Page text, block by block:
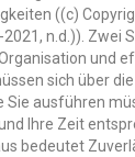
((c)
n.d.)). Zwei
und
sich über
Sie ausführen
Ihre Zeit
bedeutet